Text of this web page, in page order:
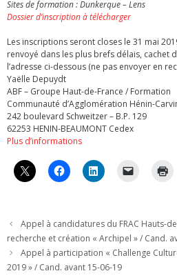
Sites de formation : Dunkerque – Lens
Dossier d’inscription à télécharger
Les inscriptions seront closes le 31 mai
renvoyé dans les plus brefs délais, cachet
l’adresse ci-dessous (ne pas envoyer en
Yaëlle Depuydt
ABF – Groupe Haut-de-France / Formation
Communauté d’Agglomération Hénin-
242 boulevard Schweitzer – B.P. 129
62253 HENIN-BEAUMONT Cedex
Plus d’informations
Appel à candidatures du FRAC Hauts-
recherche et création « Archipel » / Cand.
Appel à participation « Challenge
2019 » / Cand. avant 15-06-19